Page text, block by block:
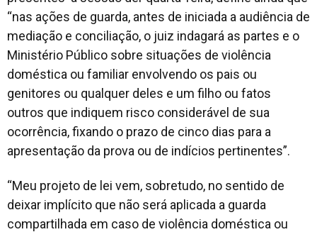
“nas ações de guarda, antes de iniciada a audiência de
mediação e conciliação, o juiz indagará as partes e o
Ministério Público sobre situações de violência
doméstica ou familiar envolvendo os pais ou
genitores ou qualquer deles e um filho ou fatos
outros que indiquem risco considerável de sua
ocorrência, fixando o prazo de cinco dias para a
apresentação da prova ou de indícios pertinentes”.
“Meu projeto de lei vem, sobretudo, no sentido de
deixar implícito que não será aplicada a guarda
compartilhada em caso de violência doméstica ou